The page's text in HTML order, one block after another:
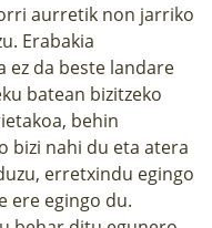
aurretik non jarriko
Erabakia
ez da beste landare
batean bizitzeko
behin
bizi nahi du eta atera
erretxindu egingo
ere egingo du.